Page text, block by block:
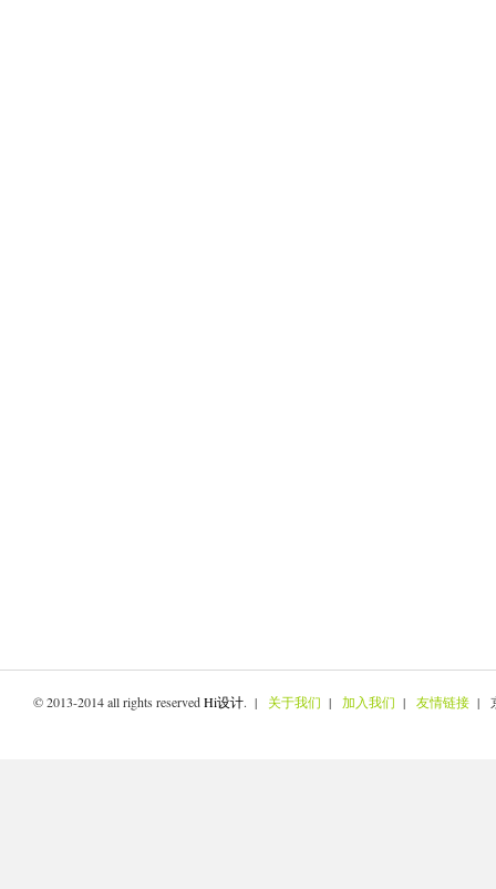
© 2013-2014 all rights reservedHi设计. | 关于我们 | 加入我们 | 友情链接 |